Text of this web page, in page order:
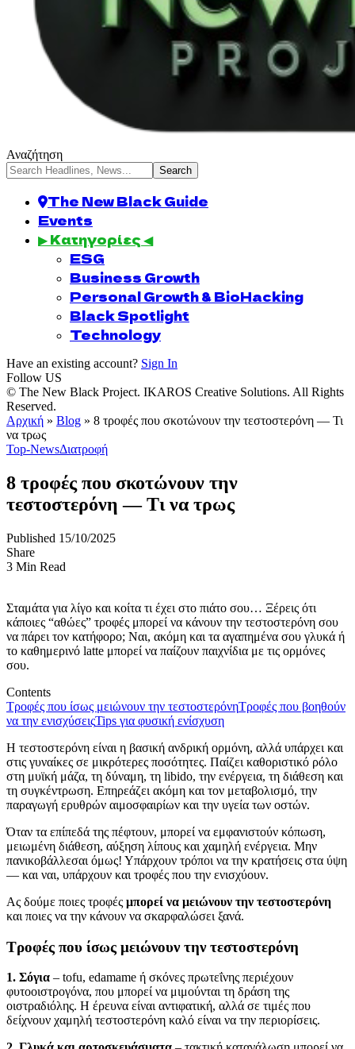
Αναζήτηση
The New Black Guide
Events
▶ Κατηγορίες ◀
ESG
Business Growth
Personal Growth & BioHacking
Black Spotlight
Technology
Have an existing account? Sign In
Follow US
© The New Black Project. IKAROS Creative Solutions. All Rights
Reserved.
Αρχική » Blog » 8 τροφές που σκοτώνουν την τεστοστερόνη — Τι
να τρως
Top-NewsΔιατροφή
8 τροφές που σκοτώνουν την
τεστοστερόνη — Τι να τρως
Published 15/10/2025
Share
3 Min Read
Σταμάτα για λίγο και κοίτα τι έχει στο πιάτο σου… Ξέρεις ότι
κάποιες “αθώες” τροφές μπορεί να κάνουν την τεστοστερόνη σου
να πάρει τον κατήφορο; Ναι, ακόμη και τα αγαπημένα σου γλυκά ή
το καθημερινό latte μπορεί να παίζουν παιχνίδια με τις ορμόνες
σου.
Contents
Τροφές που ίσως μειώνουν την τεστοστερόνηΤροφές που βοηθούν
να την ενισχύσειςTips για φυσική ενίσχυση
Η τεστοστερόνη είναι η βασική ανδρική ορμόνη, αλλά υπάρχει και
στις γυναίκες σε μικρότερες ποσότητες. Παίζει καθοριστικό ρόλο
στη μυϊκή μάζα, τη δύναμη, τη libido, την ενέργεια, τη διάθεση και
τη συγκέντρωση. Επηρεάζει ακόμη και τον μεταβολισμό, την
παραγωγή ερυθρών αιμοσφαιρίων και την υγεία των οστών.
Όταν τα επίπεδά της πέφτουν, μπορεί να εμφανιστούν κόπωση,
μειωμένη διάθεση, αύξηση λίπους και χαμηλή ενέργεια. Μην
πανικοβάλλεσαι όμως! Υπάρχουν τρόποι να την κρατήσεις στα ύψη
— και ναι, υπάρχουν και τροφές που την ενισχύουν.
Ας δούμε ποιες τροφές μπορεί να μειώνουν την τεστοστερόνη
και ποιες να την κάνουν να σκαρφαλώσει ξανά.
Τροφές που ίσως μειώνουν την τεστοστερόνη
1. Σόγια – tofu, edamame ή σκόνες πρωτεΐνης περιέχουν
φυτοοιστρογόνα, που μπορεί να μιμούνται τη δράση της
οιστραδιόλης. Η έρευνα είναι αντιφατική, αλλά σε τιμές που
δείχνουν χαμηλή τεστοστερόνη καλό είναι να την περιορίσεις.